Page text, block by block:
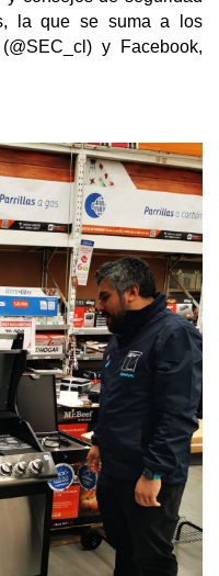
la que se suma a los
y Facebook,